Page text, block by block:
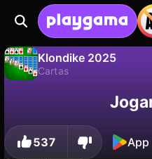
Klondike 2025
Cartas
Salve o progresso!
537 App